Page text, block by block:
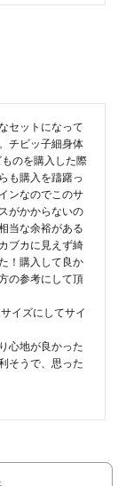
セットになって
チビッ子細身体
のを購入した際
も購入を躊躇っ
ンなのでこのサ
がかからないの
当な余裕がある
ブカに見えず綺
！購入して良か
の参考にして頂
イズにしてサイ
心地が良かった
そうで、思った